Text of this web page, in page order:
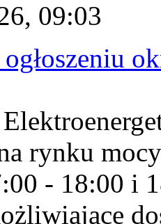
09:03
rynku
- 18:00 i